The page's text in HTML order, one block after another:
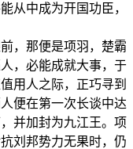
从中成为开国功臣，
，那便是项羽，楚霸
，必能成就大事，于
用人之际，正巧寻到
便在第一次长谈中达
并加封为九江王。项
刘邦势力无果时，仍